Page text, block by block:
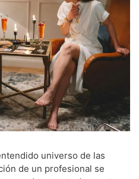
universo de las
de un profesional se